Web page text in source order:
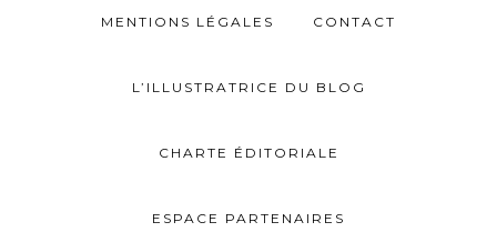
MENTIONS LÉGALES CONTACT
L’ILLUSTRATRICE DU BLOG
CHARTE ÉDITORIALE
ESPACE PARTENAIRES